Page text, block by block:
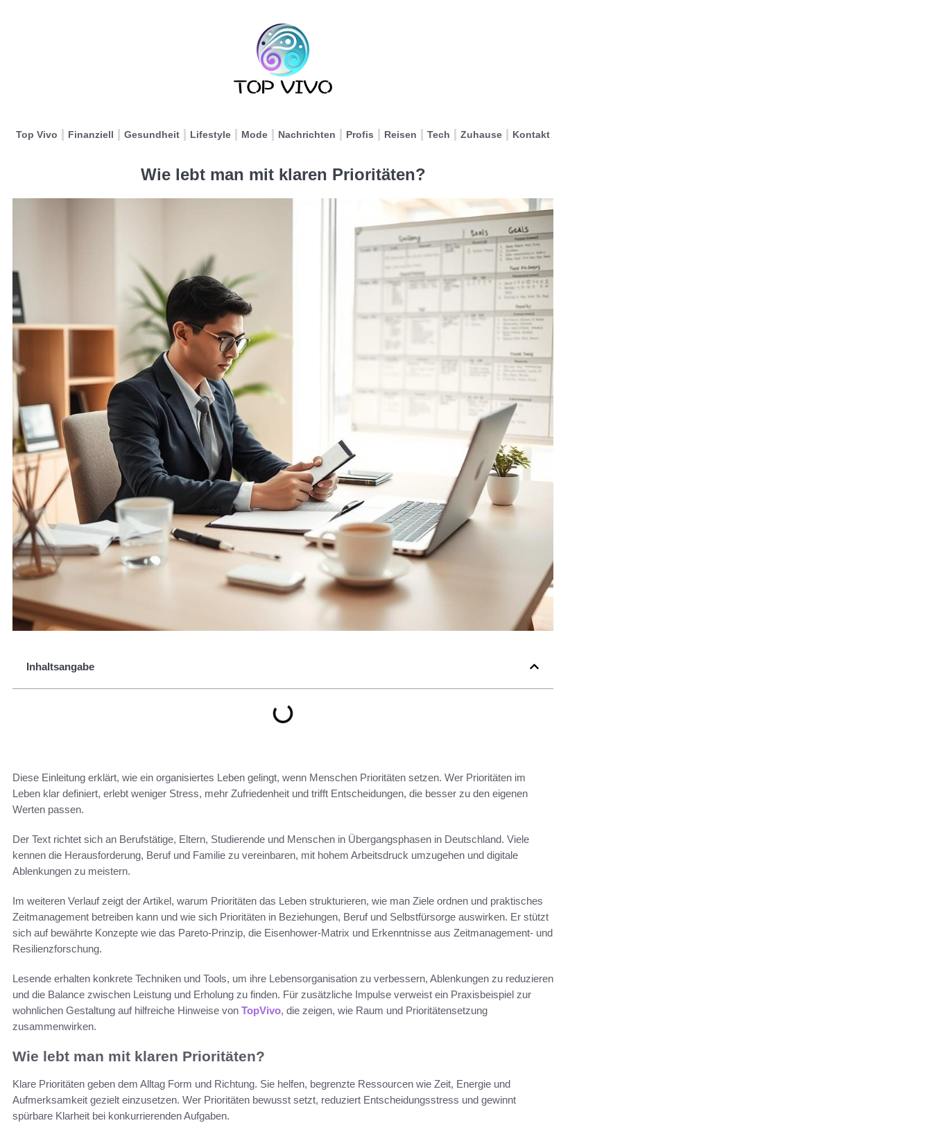
Top Vivo Finanziell Gesundheit Lifestyle Mode Nachrichten Profis Reisen Tech Zuhause Kontakt
Wie lebt man mit klaren Prioritäten?
Inhaltsangabe
Diese Einleitung erklärt, wie ein organisiertes Leben gelingt, wenn Menschen Prioritäten setzen. Wer Prioritäten im
Leben klar definiert, erlebt weniger Stress, mehr Zufriedenheit und trifft Entscheidungen, die besser zu den eigenen
Werten passen.
Der Text richtet sich an Berufstätige, Eltern, Studierende und Menschen in Übergangsphasen in Deutschland. Viele
kennen die Herausforderung, Beruf und Familie zu vereinbaren, mit hohem Arbeitsdruck umzugehen und digitale
Ablenkungen zu meistern.
Im weiteren Verlauf zeigt der Artikel, warum Prioritäten das Leben strukturieren, wie man Ziele ordnen und praktisches
Zeitmanagement betreiben kann und wie sich Prioritäten in Beziehungen, Beruf und Selbstfürsorge auswirken. Er stützt
sich auf bewährte Konzepte wie das Pareto-Prinzip, die Eisenhower-Matrix und Erkenntnisse aus Zeitmanagement- und
Resilienzforschung.
Lesende erhalten konkrete Techniken und Tools, um ihre Lebensorganisation zu verbessern, Ablenkungen zu reduzieren
und die Balance zwischen Leistung und Erholung zu finden. Für zusätzliche Impulse verweist ein Praxisbeispiel zur
wohnlichen Gestaltung auf hilfreiche Hinweise von TopVivo, die zeigen, wie Raum und Prioritätensetzung
zusammenwirken.
Wie lebt man mit klaren Prioritäten?
Klare Prioritäten geben dem Alltag Form und Richtung. Sie helfen, begrenzte Ressourcen wie Zeit, Energie und
Aufmerksamkeit gezielt einzusetzen. Wer Prioritäten bewusst setzt, reduziert Entscheidungsstress und gewinnt
spürbare Klarheit bei konkurrierenden Aufgaben.